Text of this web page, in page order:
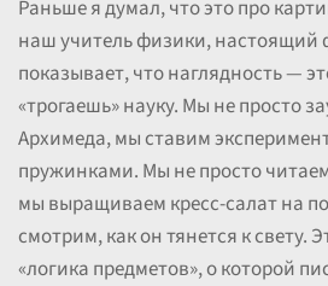
Раньше я думал, что это про
наш учитель физики, настоящий
показывает, что наглядность —
«трогаешь» науку. Мы не просто
Архимеда, мы ставим
пружинками. Мы не просто
мы выращиваем кресс-салат на
смотрим, как он тянется к свету.
«логика предметов», о которой